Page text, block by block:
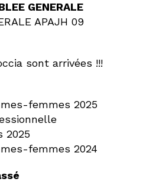
GENERALE
APAJH 09
sont arrivées !!!
femmes 2025
2025
femmes 2024